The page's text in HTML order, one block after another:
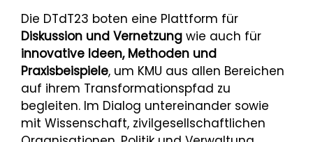
Die DTdT23 boten eine Plattform für
Diskussion und Vernetzung wie auch für
innovative Ideen, Methoden und
Praxisbeispiele, um KMU aus allen Bereichen
auf ihrem Transformationspfad zu
begleiten. Im Dialog untereinander sowie
mit Wissenschaft, zivilgesellschaftlichen